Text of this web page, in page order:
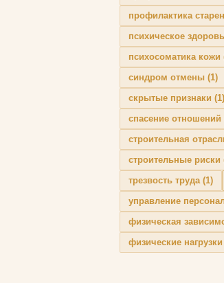
профилактика
психическое
психосоматика кожи
синдром отмены (1)
скрытые признаки (1)
спасение отношений
строительная
строительные риски
трезвость труда(1)
управление
физическая
физические нагрузки